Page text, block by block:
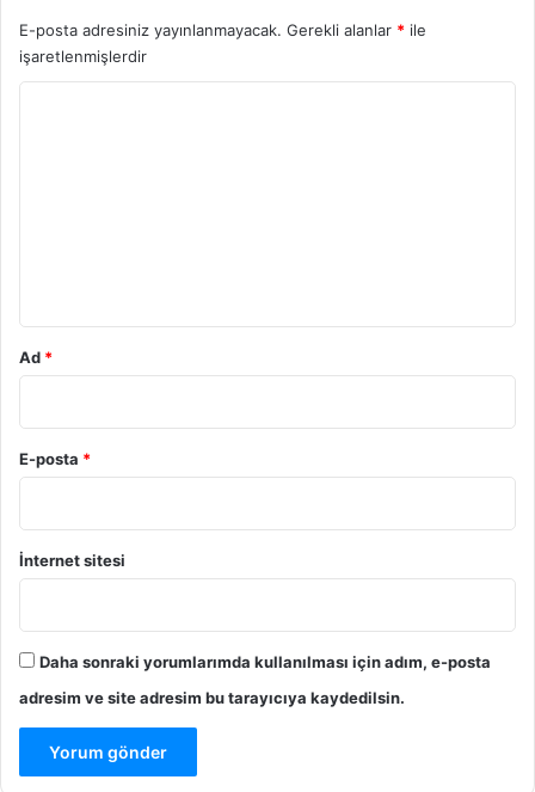
E-posta adresiniz yayınlanmayacak. Gerekli alanlar * ile
işaretlenmişlerdir
Ad *
E-posta *
İnternet sitesi
Daha sonraki yorumlarımda kullanılması için adım, e-posta
adresim ve site adresim bu tarayıcıya kaydedilsin.